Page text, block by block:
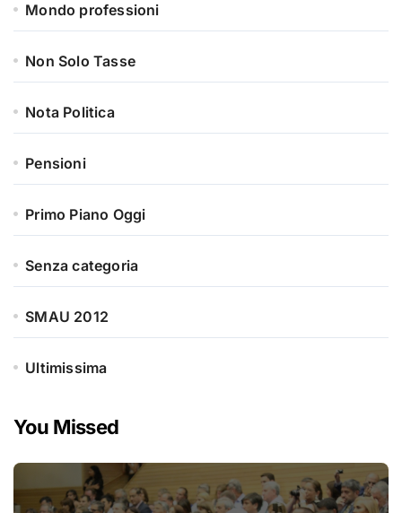
Mondo professioni
Non Solo Tasse
Nota Politica
Pensioni
Primo Piano Oggi
Senza categoria
SMAU 2012
Ultimissima
You Missed